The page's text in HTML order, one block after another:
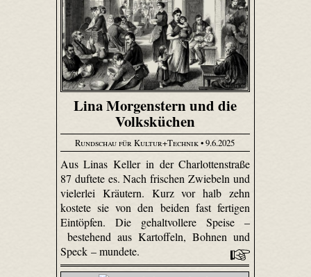
Lina Morgenstern und die
Volksküchen
Rundschau für Kultur+Technik• 9.6.2025
Aus Linas Keller in der Charlottenstraße
87 duftete es. Nach frischen Zwiebeln und
vielerlei Kräutern. Kurz vor halb zehn
kostete sie von den beiden fast fertigen
Eintöpfen. Die gehaltvollere Speise –
bestehend aus Kartoffeln, Bohnen und
Speck – mundete.